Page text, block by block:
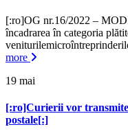
[:ro]OG nr.16/2022 –
încadrarea în categoria
more
19 mai
[:ro]Curierii vor
postale[:]